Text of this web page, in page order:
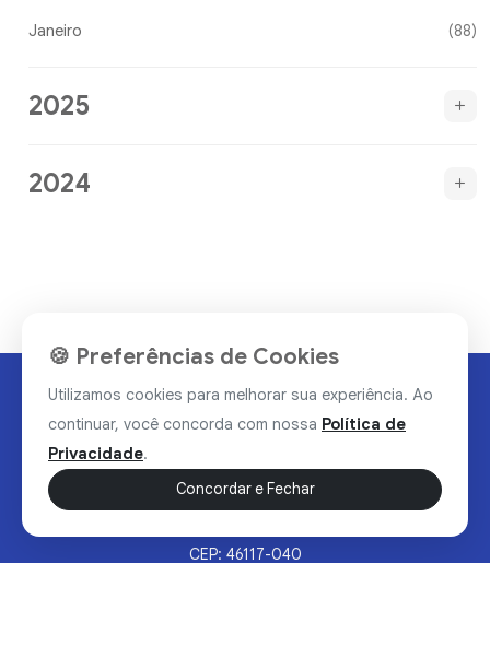
Janeiro (88)
2025
2024
CEP: 46117-040
🍪 Preferências de Cookies
Utilizamos cookies para melhorar sua experiência. Ao
continuar, você concorda com nossa Política de
Privacidade.
Concordar e Fechar